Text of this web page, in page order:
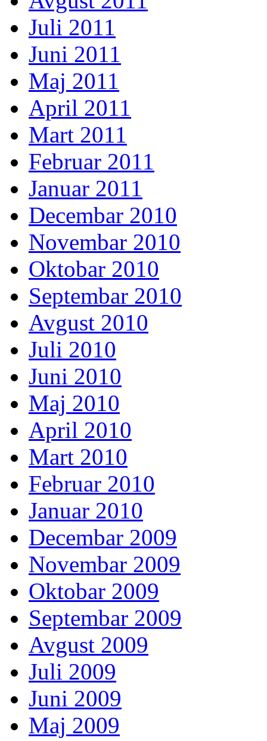
Juli 2011
Juni 2011
Maj 2011
April 2011
Mart 2011
Februar 2011
Januar 2011
Decembar 2010
Novembar 2010
Oktobar 2010
Septembar 2010
Avgust 2010
Juli 2010
Juni 2010
Maj 2010
April 2010
Mart 2010
Februar 2010
Januar 2010
Decembar 2009
Novembar 2009
Oktobar 2009
Septembar 2009
Avgust 2009
Juli 2009
Juni 2009
Maj 2009